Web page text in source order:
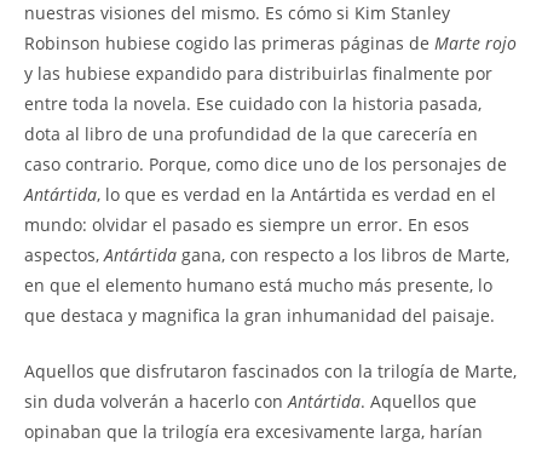
nuestras visiones del mismo. Es cómo si Kim Stanley
Robinson hubiese cogido las primeras páginas de Marte rojo
y las hubiese expandido para distribuirlas finalmente por
entre toda la novela. Ese cuidado con la historia pasada,
dota al libro de una profundidad de la que carecería en
caso contrario. Porque, como dice uno de los personajes de
Antártida, lo que es verdad en la Antártida es verdad en el
mundo: olvidar el pasado es siempre un error. En esos
aspectos,Antártida gana, con respecto a los libros de Marte,
en que el elemento humano está mucho más presente, lo
que destaca y magnifica la gran inhumanidad del paisaje.
Aquellos que disfrutaron fascinados con la trilogía de Marte,
sin duda volverán a hacerlo conAntártida. Aquellos que
opinaban que la trilogía era excesivamente larga, harían